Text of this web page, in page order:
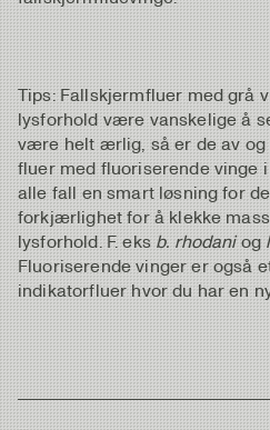
Tips: Fallskjermfluer med grå
lysforhold være vanskelige å
være helt ærlig, så er de av og
fluer med fluoriserende vinge
alle fall en smart løsning for
forkjærlighet for å klekke
lysforhold. F. eksb. rhodaniog
Fluoriserende vinger er også
indikatorfluer hvor du har en